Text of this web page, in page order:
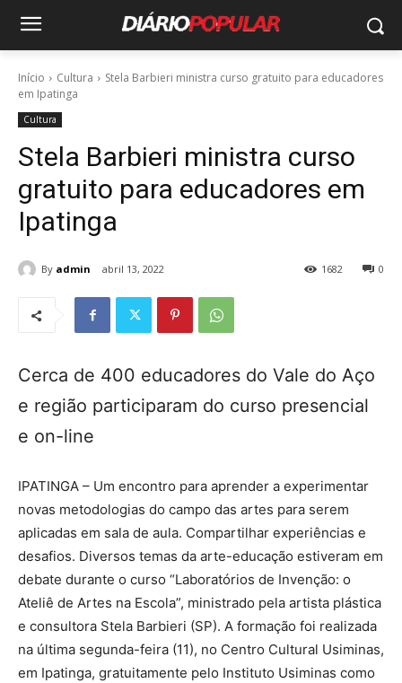
Início Cultura
Stela Barbieri ministra curso gratuito para educadores
em Ipatinga
Cultura
Stela Barbieri ministra curso
gratuito para educadores em
Ipatinga
By admin abril 13, 2022 0
1682
Cerca de 400 educadores do Vale do Aço
e região participaram do curso presencial
e on-line
IPATINGA – Um encontro para aprender a experimentar
novas metodologias do campo das artes para serem
aplicadas em sala de aula. Compartilhar experiências e
desafios. Diversos temas da arte-educação estiveram em
debate durante o curso “Laboratórios de Invenção: o
Ateliê de Artes na Escola”, ministrado pela artista plástica
e consultora Stela Barbieri (SP). A formação foi realizada
na última segunda-feira (11), no Centro Cultural Usiminas,
em Ipatinga, gratuitamente pelo Instituto Usiminas como